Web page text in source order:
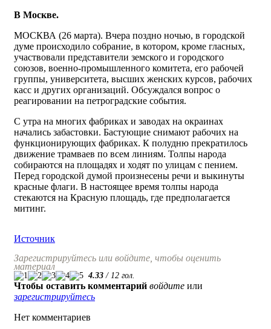
В Москве.
МОСКВА (26 марта). Вчера поздно ночью, в городской
думе происходило co6paние, в котором, кроме гласных,
участвовали представители земского и городского
союзов, военно-промышленного комитета, его рабочей
группы, университета, высших женских курсов, рабочих
касс и других opганизаций. Обсуждался вопрос о
реагировании на петроградские события.
С утра на многих фабриках и заводах на окраинах
начались забастовки. Бастующие снимают рабочих на
функционирующих фабриках. К полудню прекратилось
движение трамваев по всем линиям. Толпы народа
собираются на площадях и ходят по улицам с пением.
Перед городской думой произнесены pечи и выкинуты
красные флаги. В настоящее время толпы народа
стекаются на Красную площадь, где предполагается
митинг.
Источник
Зарегистрируйтесь или войдите, чтобы оценить
материал
4.33 / 12 гол.
Чтобы оставить комментарий войдите или
зарегистрируйтесь
Нет комментариев